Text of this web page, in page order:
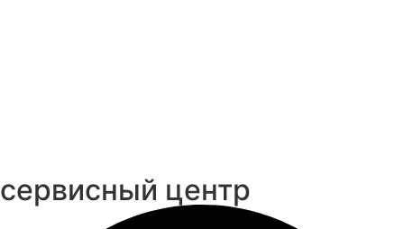
cервисный центр